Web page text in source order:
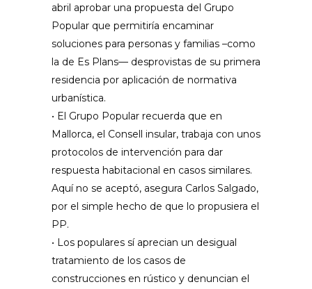
abril aprobar una propuesta del Grupo
Popular que permitiría encaminar
soluciones para personas y familias –como
la de Es Plans— desprovistas de su primera
residencia por aplicación de normativa
urbanística.
• El Grupo Popular recuerda que en
Mallorca, el Consell insular, trabaja con unos
protocolos de intervención para dar
respuesta habitacional en casos similares.
Aquí no se aceptó, asegura Carlos Salgado,
por el simple hecho de que lo propusiera el
PP.
• Los populares sí aprecian un desigual
tratamiento de los casos de
construcciones en rústico y denuncian el